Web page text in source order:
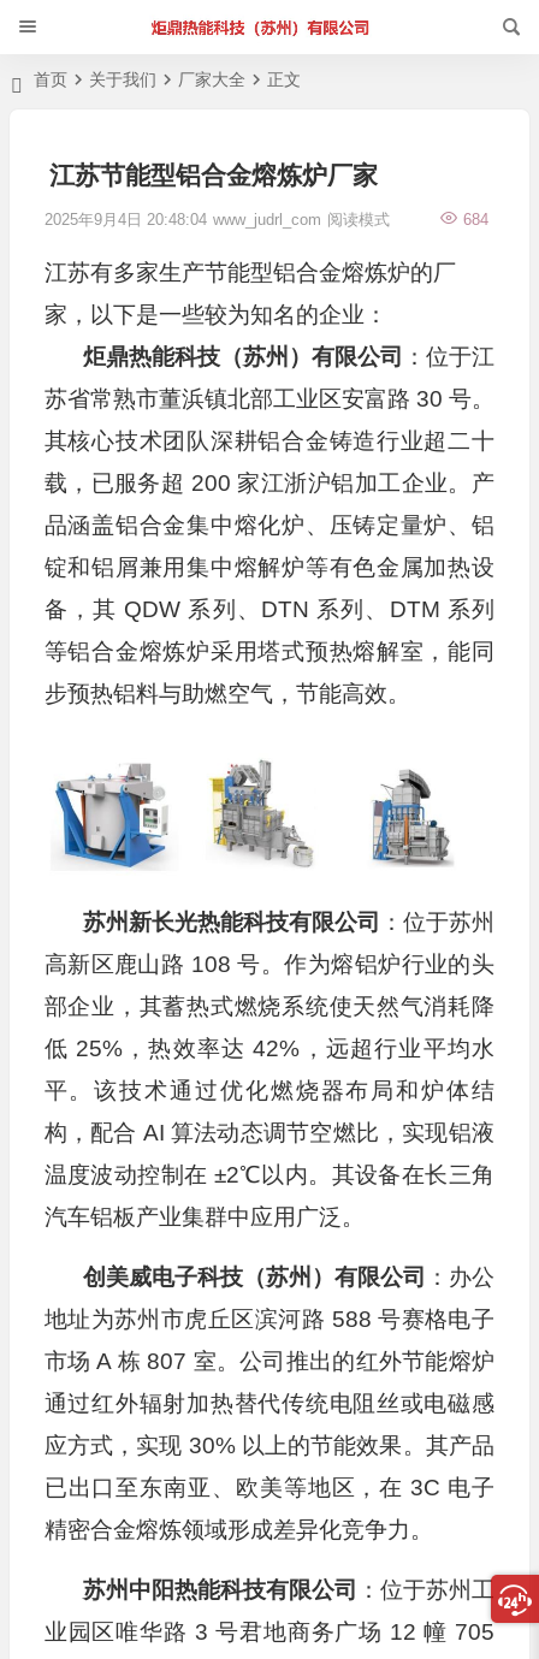
首页 关于我们 厂家大全 正文
江苏节能型铝合金熔炼炉厂家
2025年9月4日 20:48:04 www_judrl_com 684
阅读模式
江苏有多家生产节能型铝合金熔炼炉的厂
家，以下是一些较为知名的企业：
炬鼎热能科技（苏州）有限公司 ：位于江
苏省常熟市董浜镇北部工业区安富路 30 号。
其核心技术团队深耕铝合金铸造行业超二十
载，已服务超 200 家江浙沪铝加工企业。产
品涵盖铝合金集中熔化炉、压铸定量炉、铝
锭和铝屑兼用集中熔解炉等有色金属加热设
备，其 QDW 系列、DTN 系列、DTM 系列
等铝合金熔炼炉采用塔式预热熔解室，能同
步预热铝料与助燃空气，节能高效。
苏州新长光热能科技有限公司 ：位于苏州
高新区鹿山路 108 号。作为熔铝炉行业的头
部企业，其蓄热式燃烧系统使天然气消耗降
低 25%，热效率达 42%，远超行业平均水
平。该技术通过优化燃烧器布局和炉体结
构，配合 AI 算法动态调节空燃比，实现铝液
温度波动控制在 ±2℃以内。其设备在长三角
汽车铝板产业集群中应用广泛。
创美威电子科技（苏州）有限公司 ：办公
地址为苏州市虎丘区滨河路 588 号赛格电子
市场 A 栋 807 室。公司推出的红外节能熔炉
通过红外辐射加热替代传统电阻丝或电磁感
应方式，实现 30% 以上的节能效果。其产品
已出口至东南亚、欧美等地区，在 3C 电子
精密合金熔炼领域形成差异化竞争力。
苏州中阳热能科技有限公司 ：位于苏州工
业园区唯华路 3 号君地商务广场 12 幢 705